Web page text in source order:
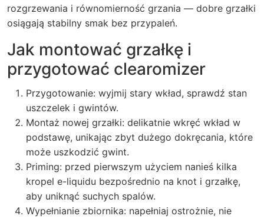
rozgrzewania i równomierność grzania — dobre grzałki
osiągają stabilny smak bez przypaleń.
Jak montować grzałkę i
przygotować clearomizer
Przygotowanie: wyjmij stary wkład, sprawdź stan
uszczelek i gwintów.
Montaż nowej grzałki: delikatnie wkręć wkład w
podstawę, unikając zbyt dużego dokręcania, które
może uszkodzić gwint.
Priming: przed pierwszym użyciem nanieś kilka
kropel e-liquidu bezpośrednio na knot i grzałkę,
aby uniknąć suchych spalów.
Wypełnianie zbiornika: napełniaj ostrożnie, nie